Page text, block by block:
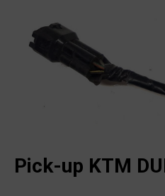
Pick-up KTM